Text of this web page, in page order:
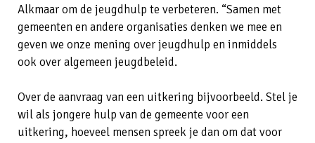
Alkmaar om de jeugdhulp te verbeteren. “Samen met
gemeenten en andere organisaties denken we mee en
geven we onze mening over jeugdhulp en inmiddels
ook over algemeen jeugdbeleid.
Over de aanvraag van een uitkering bijvoorbeeld. Stel je
wil als jongere hulp van de gemeente voor een
uitkering, hoeveel mensen spreek je dan om dat voor